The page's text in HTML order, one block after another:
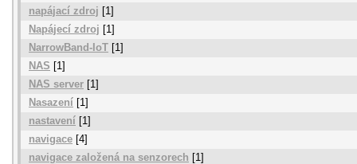
napájací zdroj [1]
Napájecí zdroj [1]
NarrowBand-IoT [1]
NAS [1]
NAS server [1]
Nasazení [1]
nastavení [1]
navigace [4]
navigace založená na senzorech [1]